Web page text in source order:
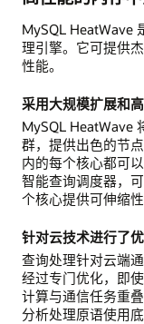
MySQL HeatWave
理引擎。它可提供
性能。
采用大规模扩展和
MySQL HeatWave
群，提供出色的节
内的每个核心都可
智能查询调度器，
个核心提供可伸缩性
针对云技术进行了
查询处理针对云端
经过专门优化，即
计算与通信任务重
分析处理原语使用